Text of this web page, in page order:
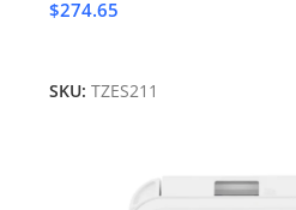
$274.65
SKU: TZES211